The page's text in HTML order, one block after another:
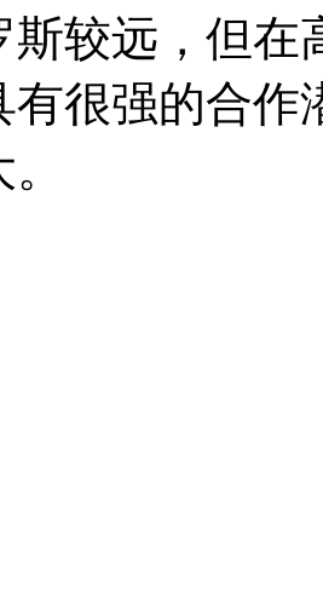
斯较远，但
有很强的合作